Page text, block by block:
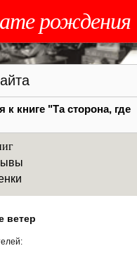
рождения
книге "Та сторона, где
ветер